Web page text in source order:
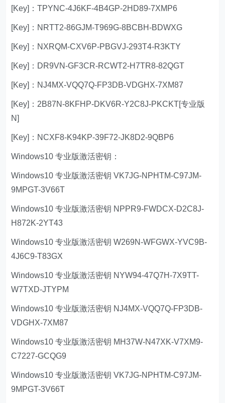
[Key]：TPYNC-4J6KF-4B4GP-2HD89-7XMP6
[Key]：NRTT2-86GJM-T969G-8BCBH-BDWXG
[Key]：NXRQM-CXV6P-PBGVJ-293T4-R3KTY
[Key]：DR9VN-GF3CR-RCWT2-H7TR8-82QGT
[Key]：NJ4MX-VQQ7Q-FP3DB-VDGHX-7XM87
[Key]：2B87N-8KFHP-DKV6R-Y2C8J-PKCKT[专业版
N]
[Key]：NCXF8-K94KP-39F72-JK8D2-9QBP6
Windows10 专业版激活密钥：
Windows10 专业版激活密钥 VK7JG-NPHTM-C97JM-
9MPGT-3V66T
Windows10 专业版激活密钥 NPPR9-FWDCX-D2C8J-
H872K-2YT43
Windows10 专业版激活密钥 W269N-WFGWX-YVC9B-
4J6C9-T83GX
Windows10 专业版激活密钥 NYW94-47Q7H-7X9TT-
W7TXD-JTYPM
Windows10 专业版激活密钥 NJ4MX-VQQ7Q-FP3DB-
VDGHX-7XM87
Windows10 专业版激活密钥 MH37W-N47XK-V7XM9-
C7227-GCQG9
Windows10 专业版激活密钥 VK7JG-NPHTM-C97JM-
9MPGT-3V66T